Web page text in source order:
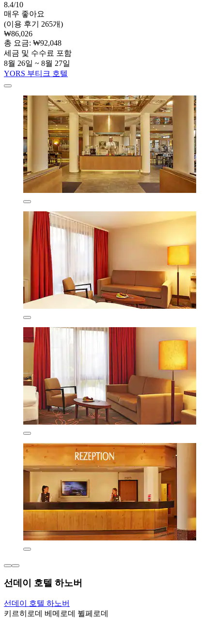
8.4/10
매우 좋아요
(이용 후기 265개)
₩86,026
총 요금: ₩92,048
세금 및 수수료 포함
8월 26일 ~ 8월 27일
YORS 부티크 호텔
선데이 호텔 하노버
선데이 호텔 하노버
키르히로데 베메로데 뷜페로데